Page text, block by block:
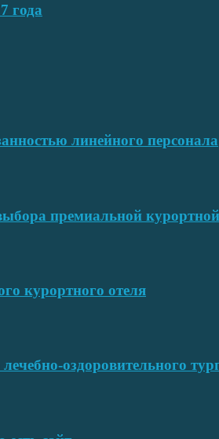
года
линейного персонала
премиальной
курортного отеля
оздоровительного